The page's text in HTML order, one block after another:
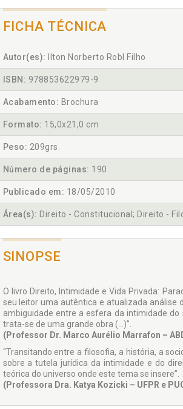
FICHA TÉCNICA
Autor(es): Ilton Norberto Robl Filho
ISBN: 978853622979-9
Acabamento: Brochura
Formato: 15,0x21,0 cm
Peso: 209grs.
Número de páginas: 190
Publicado em: 18/05/2010
Área(s): Direito - Constitucional; Direito -
SINOPSE
O livro Direito, Intimidade e Vida Privada:
seu leitor uma autêntica e atualizada análise
ambiguidade entre a esfera da intimidade
trata-se de uma grande obra (...)”.
(Professor Dr. Marco Aurélio Marrafon –
“Transitando entre a filosofia, a história, a
sobre a tutela jurídica da intimidade e do
teórica do universo onde este tema se insere”.
(Professora Dra. Katya Kozicki – UFPR e